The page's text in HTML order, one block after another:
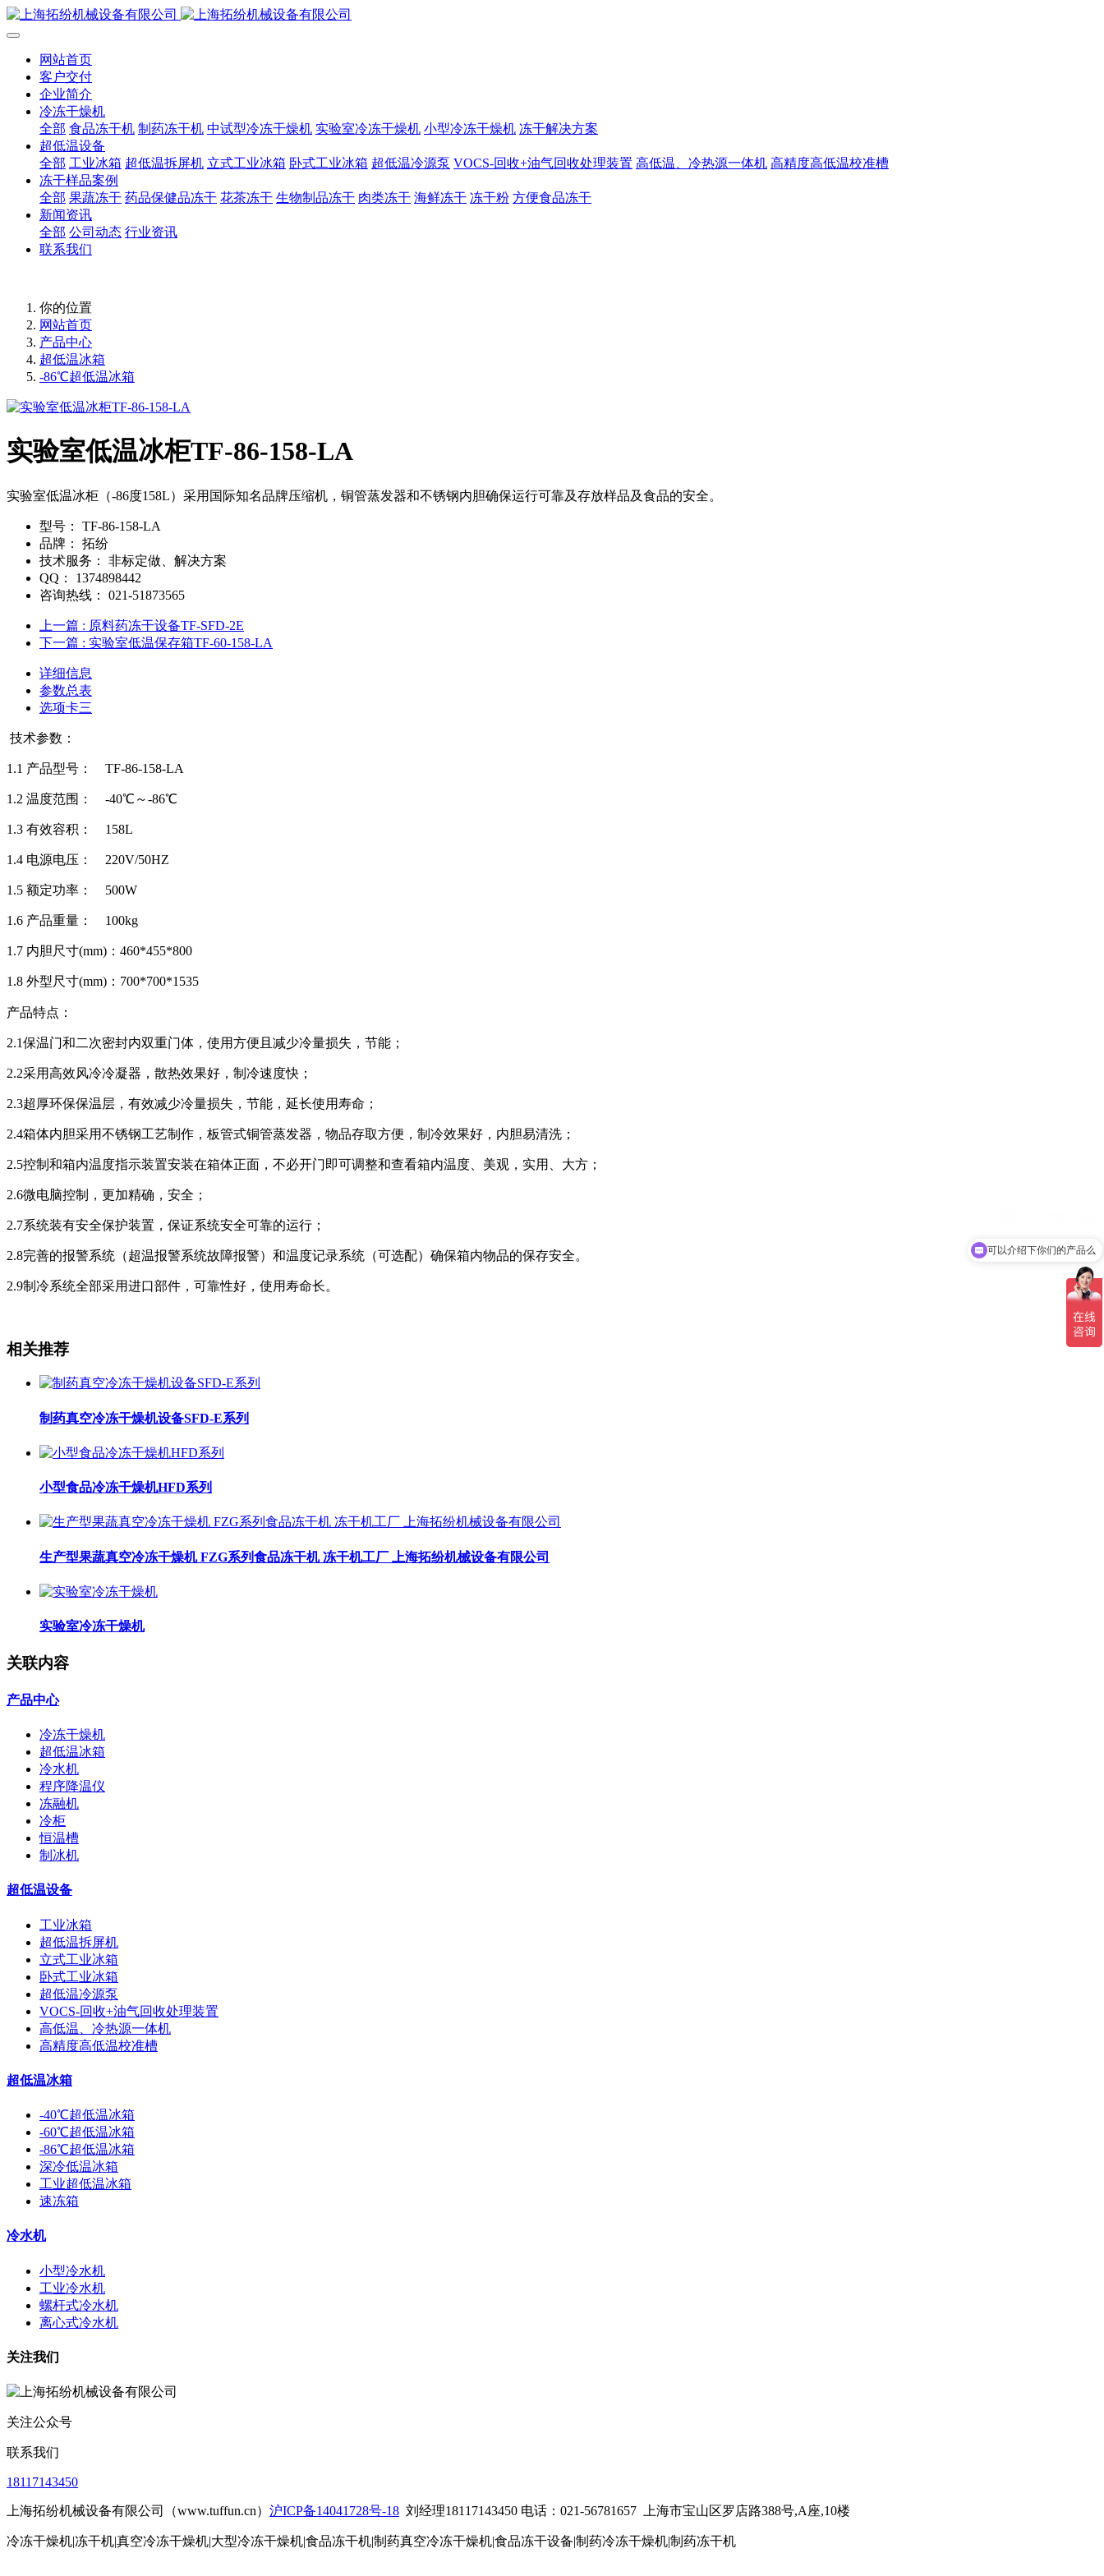
网站首页
客户交付
企业简介
冷冻干燥机
全部 食品冻干机 制药冻干机 中试型冷冻干燥机 实验室冷冻干燥机 小型冷冻干燥机 冻干解决方案
超低温设备
全部 工业冰箱 超低温拆屏机 立式工业冰箱 卧式工业冰箱 超低温冷源泵 VOCS-回收+油气回收处理装置 高低温、冷热源一体机 高精度高低温校准槽
冻干样品案例
全部 果蔬冻干 药品保健品冻干 花茶冻干 生物制品冻干 肉类冻干 海鲜冻干 冻干粉 方便食品冻干
新闻资讯
全部 公司动态 行业资讯
联系我们
你的位置
网站首页
产品中心
超低温冰箱
-86℃超低温冰箱
实验室低温冰柜TF-86-158-LA
实验室低温冰柜（-86度158L）采用国际知名品牌压缩机，铜管蒸发器和不锈钢内胆确保运行可靠及存放样品及食品的安全。
型号：
TF-86-158-LA
品牌：
拓纷
技术服务：
非标定做、解决方案
QQ：
1374898442
咨询热线：
021-51873565
上一篇 : 原料药冻干设备TF-SFD-2E
下一篇 : 实验室低温保存箱TF-60-158-LA
详细信息
参数总表
选项卡三
技术参数：
1.1 产品型号： TF-86-158-LA
1.2 温度范围： -40℃～-86℃
1.3 有效容积： 158L
1.4 电源电压： 220V/50HZ
1.5 额定功率： 500W
1.6 产品重量： 100kg
1.7 内胆尺寸(mm)：460*455*800
1.8 外型尺寸(mm)：700*700*1535
产品特点：
2.1保温门和二次密封内双重门体，使用方便且减少冷量损失，节能；
2.2采用高效风冷冷凝器，散热效果好，制冷速度快；
2.3超厚环保保温层，有效减少冷量损失，节能，延长使用寿命；
2.4箱体内胆采用不锈钢工艺制作，板管式铜管蒸发器，物品存取方便，制冷效果好，内胆易清洗；
2.5控制和箱内温度指示装置安装在箱体正面，不必开门即可调整和查看箱内温度、美观，实用、大方；
2.6微电脑控制，更加精确，安全；
2.7系统装有安全保护装置，保证系统安全可靠的运行；
2.8完善的报警系统（超温报警系统故障报警）和温度记录系统（可选配）确保箱内物品的保存安全。
2.9制冷系统全部采用进口部件，可靠性好，使用寿命长。
相关推荐
制药真空冷冻干燥机设备SFD-E系列
小型食品冷冻干燥机HFD系列
生产型果蔬真空冷冻干燥机 FZG系列食品冻干机 冻干机工厂 上海拓纷机械设备有限公司
实验室冷冻干燥机
关联内容
产品中心
冷冻干燥机
超低温冰箱
冷水机
程序降温仪
冻融机
冷柜
恒温槽
制冰机
超低温设备
工业冰箱
超低温拆屏机
立式工业冰箱
卧式工业冰箱
超低温冷源泵
VOCS-回收+油气回收处理装置
高低温、冷热源一体机
高精度高低温校准槽
超低温冰箱
-40℃超低温冰箱
-60℃超低温冰箱
-86℃超低温冰箱
深冷低温冰箱
工业超低温冰箱
速冻箱
冷水机
小型冷水机
工业冷水机
螺杆式冷水机
离心式冷水机
关注我们
关注公众号
联系我们
18117143450
上海拓纷机械设备有限公司（www.tuffun.cn） 沪ICP备14041728号-18 刘经理18117143450 电话：021-56781657 上海市宝山区罗店路388号,A座,10楼
冷冻干燥机|冻干机|真空冷冻干燥机|大型冷冻干燥机|食品冻干机|制药真空冷冻干燥机|食品冻干设备|制药冷冻干燥机|制药冻干机
可以介绍下你们的产品么